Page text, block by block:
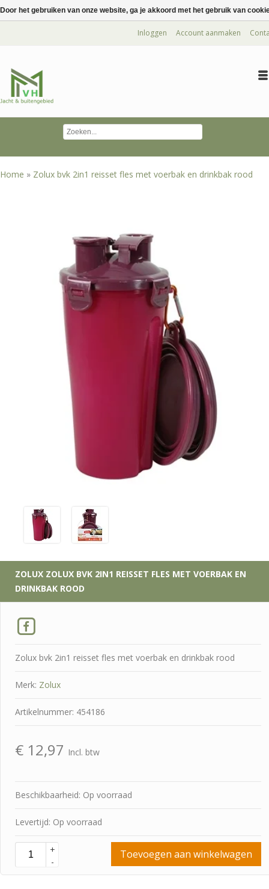
Inloggen Account aanmaken
Home » Zolux bvk 2in1 reisset fles met voerbak en drinkbak rood
ZOLUX ZOLUX BVK 2IN1 REISSET FLES MET VOERBAK EN
DRINKBAK ROOD
Zolux bvk 2in1 reisset fles met voerbak en drinkbak rood
Merk: Zolux
Artikelnummer: 454186
€ 12,97 Incl. btw
Beschikbaarheid: Op voorraad
Levertijd: Op voorraad
+
-
Toevoegen aan winkelwagen
Door het gebruiken van onze website, ga je akkoord met het gebruik van